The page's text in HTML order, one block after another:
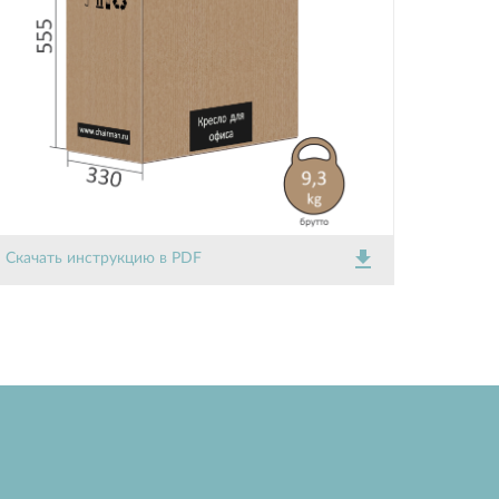
Скачать инструкцию в PDF get_app